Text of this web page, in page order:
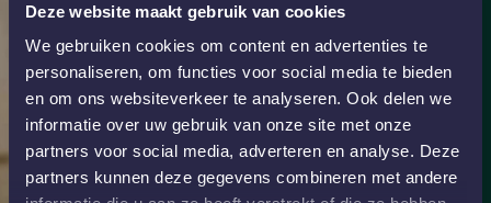
Deze website maakt gebruik van cookies
We gebruiken cookies om content en advertenties te
personaliseren, om functies voor social media te bieden
en om ons websiteverkeer te analyseren. Ook delen we
informatie over uw gebruik van onze site met onze
partners voor social media, adverteren en analyse. Deze
partners kunnen deze gegevens combineren met andere